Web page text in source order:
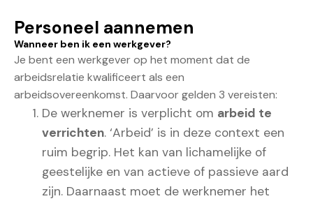
Personeel aannemen
Wanneer ben ik een werkgever?
Je bent een werkgever op het moment dat de
arbeidsrelatie kwalificeert als een
arbeidsovereenkomst. Daarvoor gelden 3 vereisten:
De werknemer is verplicht om arbeid te
verrichten. ‘Arbeid’ is in deze context een
ruim begrip. Het kan van lichamelijke of
geestelijke en van actieve of passieve aard
zijn. Daarnaast moet de werknemer het